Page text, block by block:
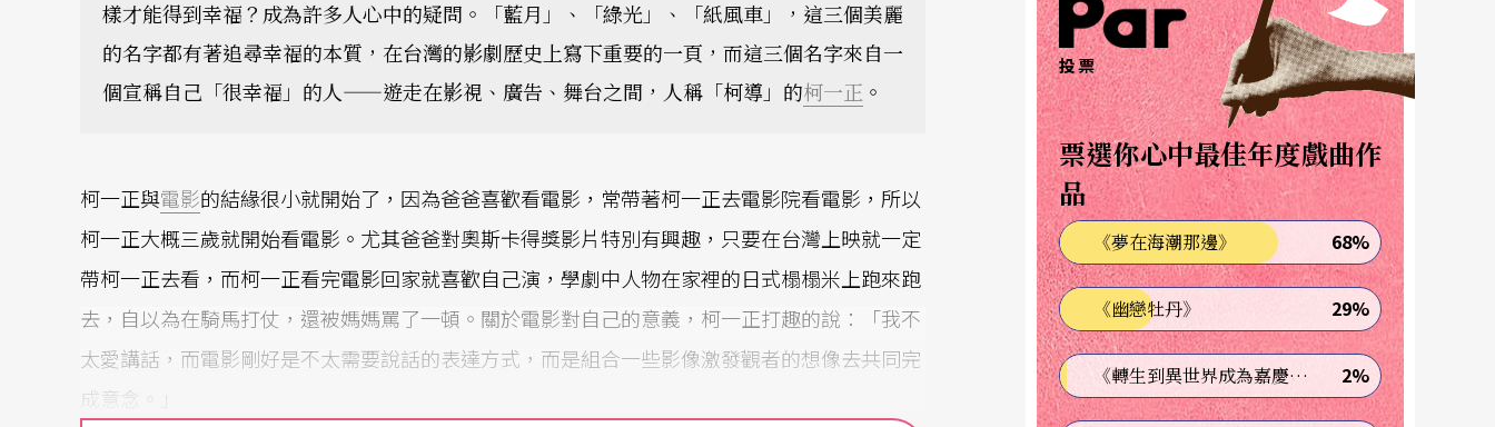
樣才能得到幸福？成為許多人心中的疑問。「藍月」、「綠光」、「紙風車」，這三個美麗
的名字都有著追尋幸福的本質，在台灣的影劇歷史上寫下重要的一頁，而這三個名字來自一
個宣稱自己「很幸福」的人——遊走在影視、廣告、舞台之間，人稱「柯導」的柯一正 。
柯一正與電影的結緣很小就開始了，因為爸爸喜歡看電影，常帶著柯一正去電影院看電影，所以
柯一正大概三歲就開始看電影。尤其爸爸對奧斯卡得獎影片特別有興趣，只要在台灣上映就一定
帶柯一正去看，而柯一正看完電影回家就喜歡自己演，學劇中人物在家裡的日式榻榻米上跑來跑
去，自以為在騎馬打仗，還被媽媽罵了一頓。關於電影對自己的意義，柯一正打趣的說：「我不
太愛講話，而電影剛好是不太需要說話的表達方式，而是組合一些影像激發觀者的想像去共同完
成意念。」
投票
票選你心中最佳年度戲曲作
品
《夢在海潮那邊》 68%
《幽戀牡丹》 29%
《轉生到異世界成為嘉慶君—發現我的祖先是詐騙集團!?》 2%